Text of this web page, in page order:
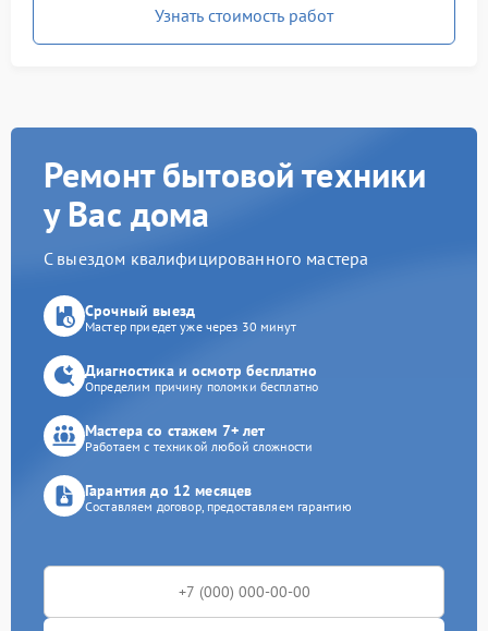
Узнать стоимость работ
Ремонт бытовой техники
у Вас дома
С выездом квалифицированного мастера
Срочный выезд
Мастер приедет уже через 30 минут
Диагностика и осмотр бесплатно
Определим причину поломки бесплатно
Мастера со стажем 7+ лет
Работаем с техникой любой сложности
Гарантия до 12 месяцев
Составляем договор, предоставляем гарантию